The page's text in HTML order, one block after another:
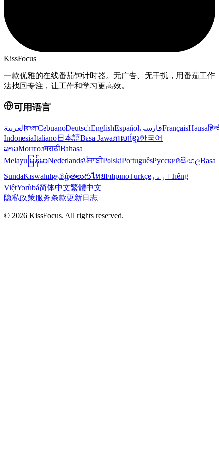
KissFocus
一款优雅的在线番茄钟计时器。无广告、无干扰，用番茄工作
法找回专注，让工作和学习更高效。
可用语言
العربية বাংলাCebuanoDeutschEnglishEspañolفارسیFrançaisHausa
IndonesiaItaliano日本語Basa Jawaភាសាខ្មែរ한국어
ລາວМонголमराठीBahasa
Melayu မြန်မာNederlandsਪੰਜਾਬੀPolskiPortuguêsРусскийසිංහලBasa
SundaKiswahiliதமிழ்తెలుగుไทยFilipinoTürkçeاردو Tiếng
ViệtYorùbá简体中文繁體中文
隐私政策服务条款更新日志
© 2026 KissFocus. All rights reserved.